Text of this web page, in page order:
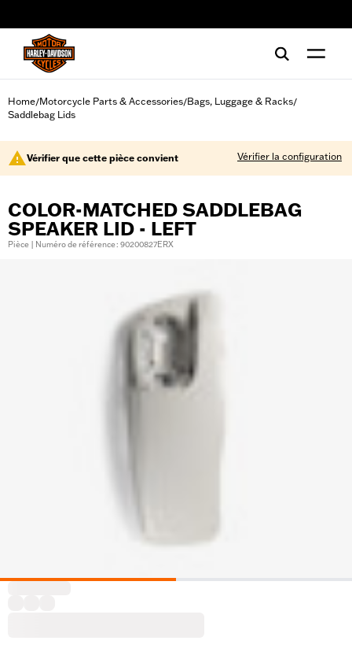
Home/Motorcycle Parts & Accessories/Bags, Luggage & Racks/
Saddlebag Lids
Vérifier que cette pièce convient Vérifier la configuration
COLOR-MATCHED SADDLEBAG
SPEAKER LID - LEFT
Pièce | Numéro de référence : 90200827ERX